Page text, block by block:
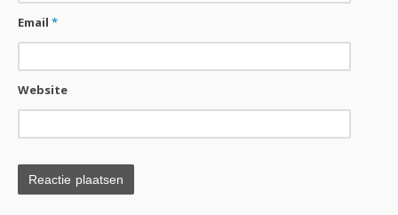
Email*
Website